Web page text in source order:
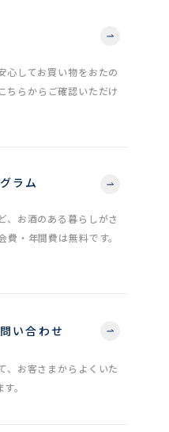
心してお買い物をおたの
ちらからご確認いただけ
ラム
、お酒のある暮らしがさ
・年間費は無料です。
い合わせ
、お客さまからよくいた
。